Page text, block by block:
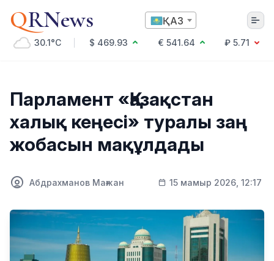
QRNews ҚАЗ
30.1°C $ 469.93 € 541.64
₽ 5.71
Мәдениет
Саясат
Экономика
Әлемде
Білім және Ғылым
Спорт
Парламент «Қазақстан
халық кеңесі» туралы заң
жобасын мақұлдады
Абдрахманов Мағжан 15 мамыр 2026, 12:17